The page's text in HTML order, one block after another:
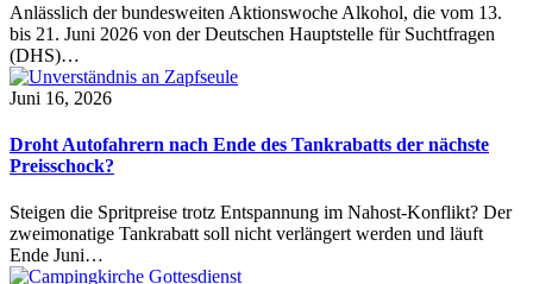
Anlässlich der bundesweiten Aktionswoche Alkohol, die vom 13.
bis 21. Juni 2026 von der Deutschen Hauptstelle für Suchtfragen
(DHS)…
Juni 16, 2026
Droht Autofahrern nach Ende des Tankrabatts der nächste
Preisschock?
Steigen die Spritpreise trotz Entspannung im Nahost-Konflikt? Der
zweimonatige Tankrabatt soll nicht verlängert werden und läuft
Ende Juni…